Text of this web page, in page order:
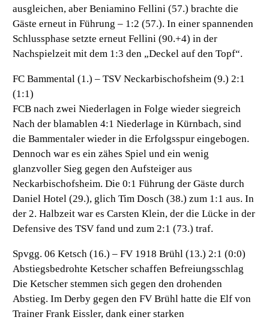
ausgleichen, aber Beniamino Fellini (57.) brachte die
Gäste erneut in Führung – 1:2 (57.). In einer spannenden
Schlussphase setzte erneut Fellini (90.+4) in der
Nachspielzeit mit dem 1:3 den „Deckel auf den Topf“.
FC Bammental (1.) – TSV Neckarbischofsheim (9.) 2:1
(1:1)
FCB nach zwei Niederlagen in Folge wieder siegreich
Nach der blamablen 4:1 Niederlage in Kürnbach, sind
die Bammentaler wieder in die Erfolgsspur eingebogen.
Dennoch war es ein zähes Spiel und ein wenig
glanzvoller Sieg gegen den Aufsteiger aus
Neckarbischofsheim. Die 0:1 Führung der Gäste durch
Daniel Hotel (29.), glich Tim Dosch (38.) zum 1:1 aus. In
der 2. Halbzeit war es Carsten Klein, der die Lücke in der
Defensive des TSV fand und zum 2:1 (73.) traf.
Spvgg. 06 Ketsch (16.) – FV 1918 Brühl (13.) 2:1 (0:0)
Abstiegsbedrohte Ketscher schaffen Befreiungsschlag
Die Ketscher stemmen sich gegen den drohenden
Abstieg. Im Derby gegen den FV Brühl hatte die Elf von
Trainer Frank Eissler, dank einer starken